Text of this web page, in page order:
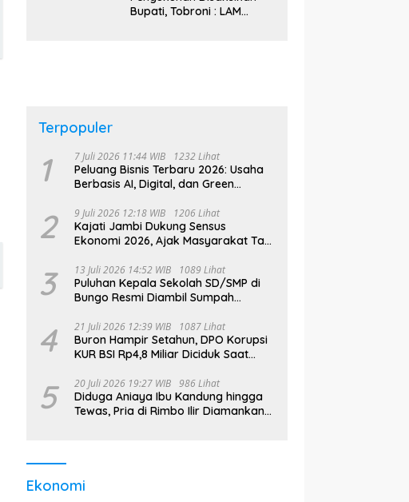
Bupati, Tobroni : LAM
Terpopuler
1 7 Juli 2026 11:44 WIB 1232 Lihat
Peluang Bisnis Terbaru 2026: Usaha
Berbasis AI, Digital, dan Green
2 9 Juli 2026 12:18 WIB 1206 Lihat
Kajati Jambi Dukung Sensus
Ekonomi 2026, Ajak Masyarakat Tak
3 13 Juli 2026 14:52 WIB 1089 Lihat
Puluhan Kepala Sekolah SD/SMP di
Bungo Resmi Diambil Sumpah
4 21 Juli 2026 12:39 WIB 1087 Lihat
Buron Hampir Setahun, DPO Korupsi
KUR BSI Rp4,8 Miliar Diciduk Saat
5 20 Juli 2026 19:27 WIB 986 Lihat
Diduga Aniaya Ibu Kandung hingga
Tewas, Pria di Rimbo Ilir Diamankan
Ekonomi